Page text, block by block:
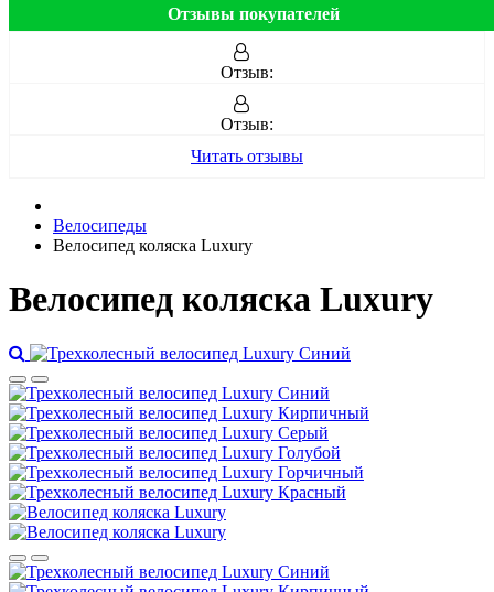
Отзывы покупателей
Отзыв:
Отзыв:
Читать отзывы
Велосипеды
Велосипед коляска Luxury
Велосипед коляска Luxury